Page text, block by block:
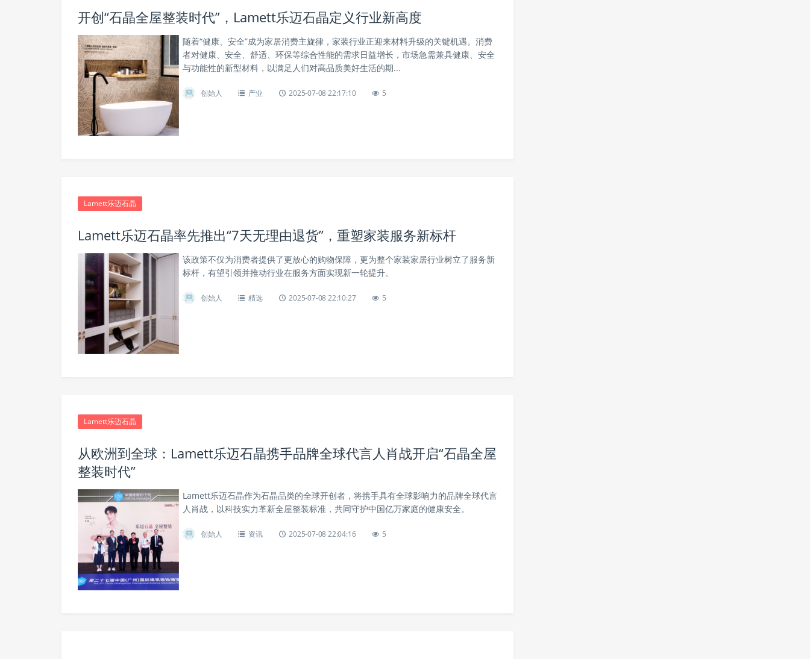
开创“石晶全屋整装时代”，Lamett乐迈石晶定义行业新高度
随着“健康、安全”成为家居消费主旋律，家装行业正迎来材料升级的关键机遇。消费
者对健康、安全、舒适、环保等综合性能的需求日益增长，市场急需兼具健康、安全
与功能性的新型材料，以满足人们对高品质美好生活的期...
创始人 产业 2025-07-08 22:17:10 5
Lamett乐迈石晶
Lamett乐迈石晶率先推出“7天无理由退货”，重塑家装服务新标杆
该政策不仅为消费者提供了更放心的购物保障，更为整个家装家居行业树立了服务新
标杆，有望引领并推动行业在服务方面实现新一轮提升。
创始人 精选 2025-07-08 22:10:27 5
Lamett乐迈石晶
从欧洲到全球：Lamett乐迈石晶携手品牌全球代言人肖战开启“石晶全屋
整装时代”
Lamett乐迈石晶作为石晶品类的全球开创者，将携手具有全球影响力的品牌全球代言
人肖战，以科技实力革新全屋整装标准，共同守护中国亿万家庭的健康安全。
创始人 资讯 2025-07-08 22:04:16 5